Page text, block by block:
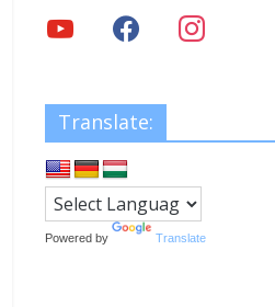
Translate:
Powered by Translate